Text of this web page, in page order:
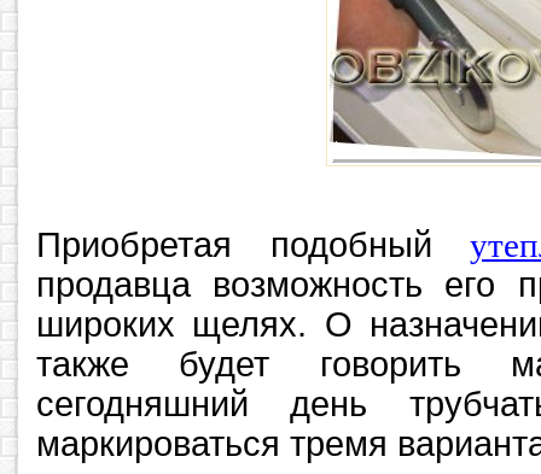
Приобретая подобный
продавца возможность его
широких щелях. О
также будет говорить
сегодняшний день
маркироваться тремя